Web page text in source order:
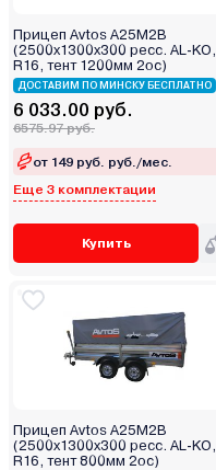
Прицеп Avtos А25М2В
(2500х1300х300 ресс. AL-KO,
R16, тент 1200мм 2ос)
ДОСТАВИМ ПО МИНСКУ БЕСПЛАТНО
6 033.00 руб.
6575.97 руб.
от 149 руб. руб./мес.
Еще 3 комплектации
Купить
Прицеп Avtos А25М2В
(2500х1300х300 ресс. AL-KO,
R16, тент 800мм 2ос)